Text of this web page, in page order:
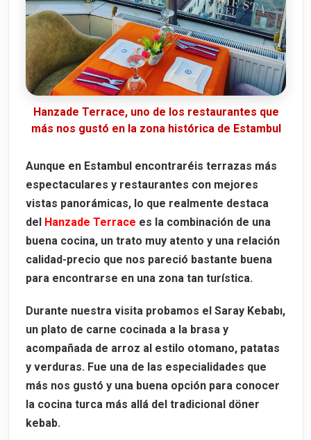
Hanzade Terrace, uno de los restaurantes que
más nos gustó en la zona histórica de Estambul
Aunque en Estambul encontraréis terrazas más
espectaculares y restaurantes con mejores
vistas panorámicas, lo que realmente destaca
del Hanzade Terrace es la combinación de una
buena cocina, un trato muy atento y una relación
calidad-precio que nos pareció bastante buena
para encontrarse en una zona tan turística.
Durante nuestra visita probamos el Saray Kebabı,
un plato de carne cocinada a la brasa y
acompañada de arroz al estilo otomano, patatas
y verduras. Fue una de las especialidades que
más nos gustó y una buena opción para conocer
la cocina turca más allá del tradicional döner
kebab.